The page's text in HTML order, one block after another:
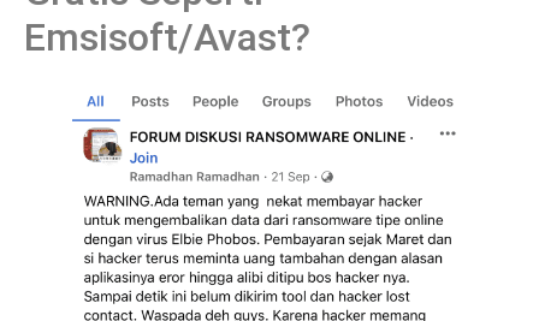
Emsisoft/Avast?